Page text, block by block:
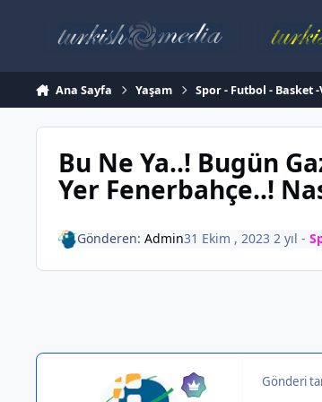
Ana Sayfa Yaşam Spor - Futbol - Basket
Bu Ne Ya..! Bugün
Yer Fenerbahçe..!
Gönderen: Admin31 Ekim , 2023 2 yıl -
Gönderi